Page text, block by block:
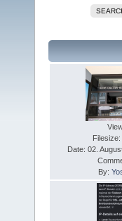
Date: 02.
By: